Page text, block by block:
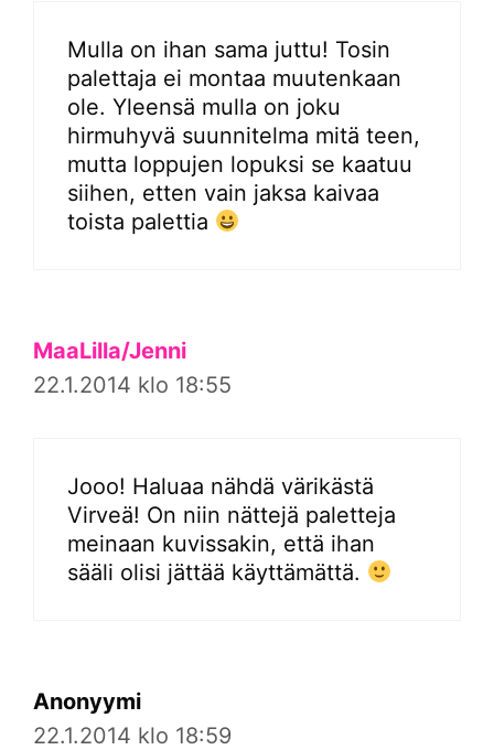
Mulla on ihan sama juttu! Tosin
palettaja ei montaa muutenkaan
ole. Yleensä mulla on joku
hirmuhyvä suunnitelma mitä teen,
mutta loppujen lopuksi se kaatuu
siihen, etten vain jaksa kaivaa
toista palettia
MaaLilla/Jenni
22.1.2014 klo 18:55
Jooo! Haluaa nähdä värikästä
Virveä! On niin nättejä paletteja
meinaan kuvissakin, että ihan
sääli olisi jättää käyttämättä.
Anonyymi
22.1.2014 klo 18:59